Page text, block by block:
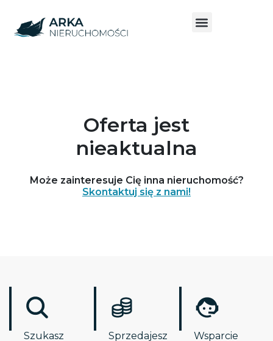
Oferta jest
nieaktualna
Może zainteresuje Cię inna nieruchomość?
Skontaktuj się z nami!
Szukasz
Sprzedajesz
Wsparcie